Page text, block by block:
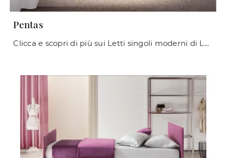
Pentas
Clicca e scopri di più sui Letti singoli moderni di Le Comfort! Il modello Pentas in tessuto ti attende.